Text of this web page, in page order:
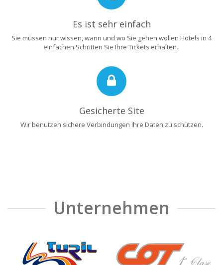
Es ist sehr einfach
Sie müssen nur wissen, wann und wo Sie gehen wollen Hotels in 4
einfachen Schritten Sie Ihre Tickets erhalten..
Gesicherte Site
Wir benutzen sichere Verbindungen Ihre Daten zu schützen.
Unternehmen
❮ ❯